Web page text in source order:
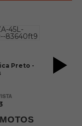
Preto -
MOTOS